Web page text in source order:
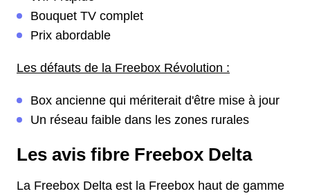
Bouquet TV complet
Prix abordable
Les défauts de la Freebox Révolution :
Box ancienne qui mériterait d'être mise à jour
Un réseau faible dans les zones rurales
Les avis fibre Freebox Delta
La Freebox Delta est la Freebox haut de gamme